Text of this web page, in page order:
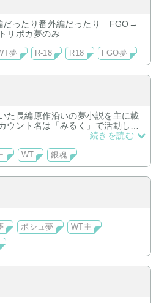
だったり番外編だったり FGO→
リポカ夢のみ
夢 R-18 R18 FGO夢
た長編原作沿いの夢小説を主に載
ウント名は「みるく」で活動して
続きを読む
WT 銀魂
ボシュ夢
WT主